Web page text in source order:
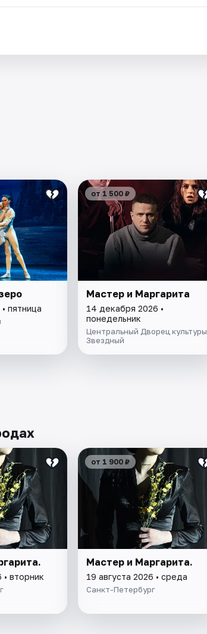
пятница
от 1 500 ₽
Мастер и Маргарита
14 декабря 2026 •
понедельник
Центральный Дворец культуры
Звездный
• вторник
от 1 900 ₽
Мастер и Маргарита.
19 августа 2026 • среда
Санкт-Петербург